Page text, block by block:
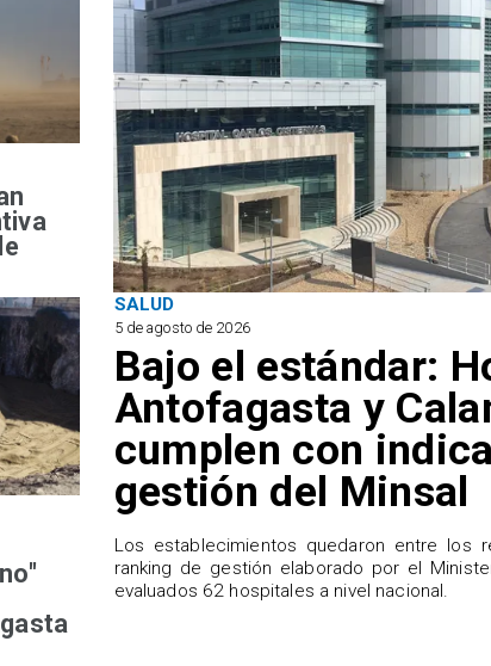
SALUD
5 de agosto de 2026
Bajo el estándar:
Antofagasta y
cumplen con
gestión del Minsal
Los establecimientos quedaron entre los
ranking de gestión elaborado por el
evaluados 62 hospitales a nivel nacional.